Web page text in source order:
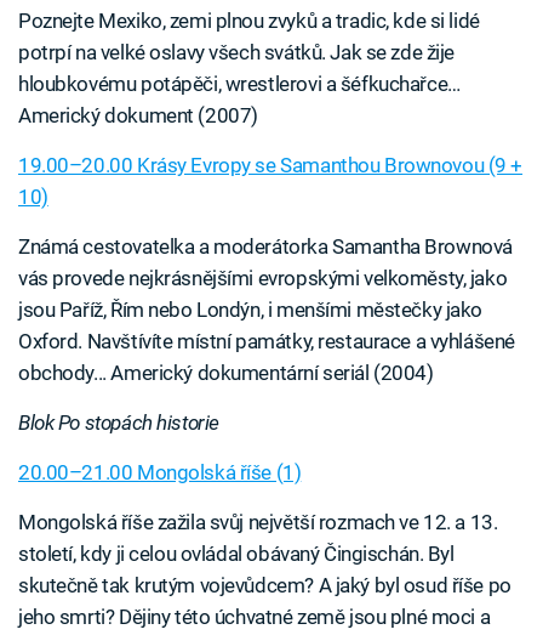
Poznejte Mexiko, zemi plnou zvyků a tradic, kde si lidé
potrpí na velké oslavy všech svátků. Jak se zde žije
hloubkovému potápěči, wrestlerovi a šéfkuchařce…
Americký dokument (2007)
19.00–20.00 Krásy Evropy se Samanthou Brownovou (9 +
10)
Známá cestovatelka a moderátorka Samantha Brownová
vás provede nejkrásnějšími evropskými velkoměsty, jako
jsou Paříž, Řím nebo Londýn, i menšími městečky jako
Oxford. Navštívíte místní památky, restaurace a vyhlášené
obchody... Americký dokumentární seriál (2004)
Blok Po stopách historie
20.00–21.00 Mongolská říše (1)
Mongolská říše zažila svůj největší rozmach ve 12. a 13.
století, kdy ji celou ovládal obávaný Čingischán. Byl
skutečně tak krutým vojevůdcem? A jaký byl osud říše po
jeho smrti? Dějiny této úchvatné země jsou plné moci a